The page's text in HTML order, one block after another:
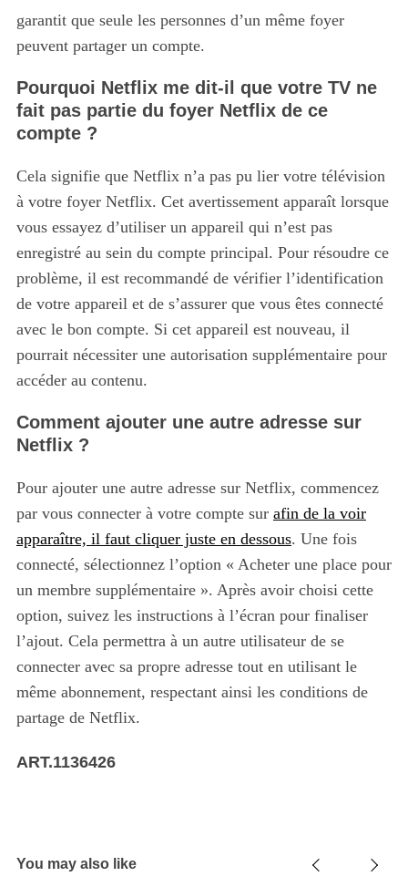
garantit que seule les personnes d’un même foyer
peuvent partager un compte.
Pourquoi Netflix me dit-il que votre TV ne
fait pas partie du foyer Netflix de ce
compte ?
Cela signifie que Netflix n’a pas pu lier votre télévision
à votre foyer Netflix. Cet avertissement apparaît lorsque
vous essayez d’utiliser un appareil qui n’est pas
enregistré au sein du compte principal. Pour résoudre ce
problème, il est recommandé de vérifier l’identification
de votre appareil et de s’assurer que vous êtes connecté
avec le bon compte. Si cet appareil est nouveau, il
pourrait nécessiter une autorisation supplémentaire pour
accéder au contenu.
Comment ajouter une autre adresse sur
Netflix ?
Pour ajouter une autre adresse sur Netflix, commencez
par vous connecter à votre compte sur afin de la voir
apparaître, il faut cliquer juste en dessous. Une fois
connecté, sélectionnez l’option « Acheter une place pour
un membre supplémentaire ». Après avoir choisi cette
option, suivez les instructions à l’écran pour finaliser
l’ajout. Cela permettra à un autre utilisateur de se
connecter avec sa propre adresse tout en utilisant le
même abonnement, respectant ainsi les conditions de
partage de Netflix.
ART.1136426
You may also like